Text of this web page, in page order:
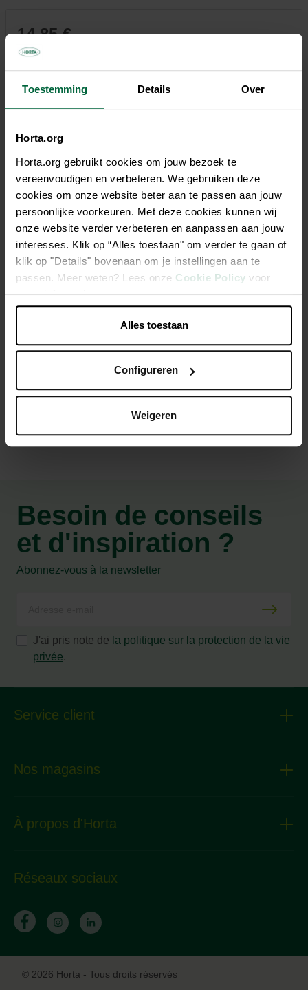
Toestemming Details Over
Horta.org
Horta.org gebruikt cookies om jouw bezoek te
vereenvoudigen en verbeteren. We gebruiken deze
cookies om onze website beter aan te passen aan jouw
persoonlijke voorkeuren. Met deze cookies kunnen wij
onze website verder verbeteren en aanpassen aan jouw
interesses. Klik op “Alles toestaan" om verder te gaan of
klik op "Details" bovenaan om je instellingen aan te
passen. Meer weten? Lees onze Cookie Policy voor
meer informatie.
Alles toestaan
Configureren
Weigeren
14,85 €
Description
Ce bain d'oiseaux rond tendance offre aux oiseaux un
double plaisir. Le bain leur fournit à la fois un point d'eau
pour boire et un lieu de baignade. Placez le bain dans un
endroit facilement visible. Changez l'eau régulièrement, puis
nettoyez le bain.
En vert
Double plaisir ; un endroit pour boire et se baigner
Caractéristiques
Besoin de conseils
et d'inspiration ?
Abonnez-vous à la newsletter
J'ai pris note de la politique sur la protection de la vie
privée.
Service client
Nos magasins
À propos d'Horta
Réseaux sociaux
© 2026 Horta - Tous droits réservés